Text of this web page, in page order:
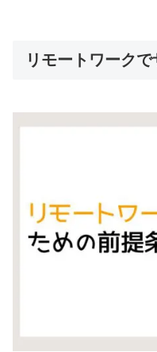
リモートワーク